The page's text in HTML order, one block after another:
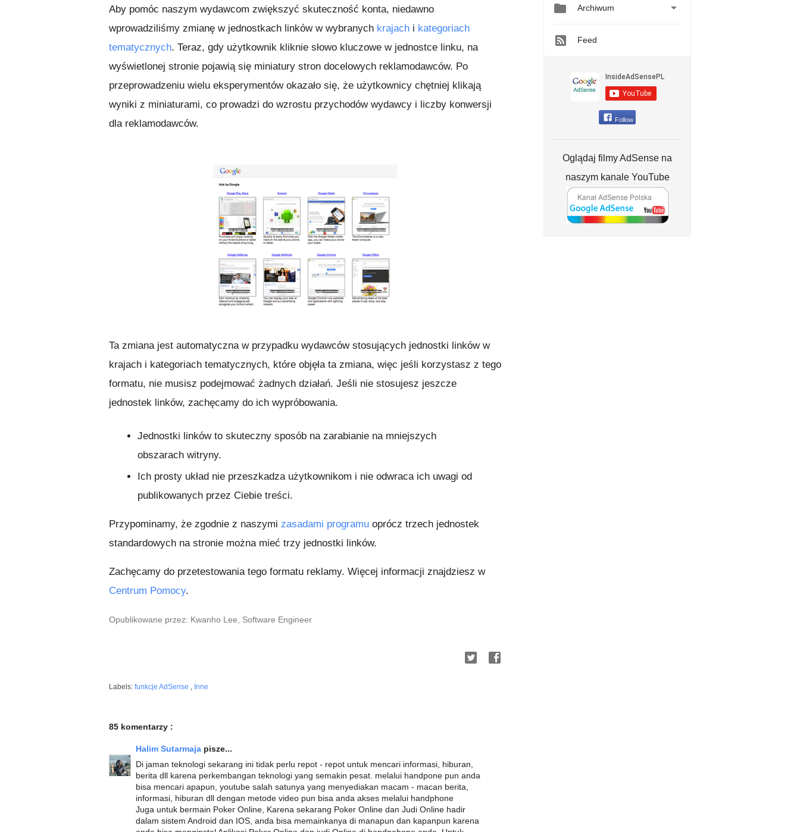
Aby pomóc naszym wydawcom zwiększyć skuteczność konta, niedawno
wprowadziliśmy zmianę w jednostkach linków w wybranych krajach i kategoriach
tematycznych. Teraz, gdy użytkownik kliknie słowo kluczowe w jednostce linku, na
wyświetlonej stronie pojawią się miniatury stron docelowych reklamodawców. Po
przeprowadzeniu wielu eksperymentów okazało się, że użytkownicy chętniej klikają
wyniki z miniaturami, co prowadzi do wzrostu przychodów wydawcy i liczby konwersji
dla reklamodawców.
Ta zmiana jest automatyczna w przypadku wydawców stosujących jednostki linków w
krajach i kategoriach tematycznych, które objęła ta zmiana, więc jeśli korzystasz z tego
formatu, nie musisz podejmować żadnych działań. Jeśli nie stosujesz jeszcze
jednostek linków, zachęcamy do ich wypróbowania.
Jednostki linków to skuteczny sposób na zarabianie na mniejszych
obszarach witryny.
Ich prosty układ nie przeszkadza użytkownikom i nie odwraca ich uwagi od
publikowanych przez Ciebie treści.
Przypominamy, że zgodnie z naszymi zasadami programu oprócz trzech jednostek
standardowych na stronie można mieć trzy jednostki linków.
Zachęcamy do przetestowania tego formatu reklamy. Więcej informacji znajdziesz w
Centrum Pomocy.
Opublikowane przez: Kwanho Lee, Software Engineer
Labels: funkcje AdSense , Inne
85 komentarzy :
Halim Sutarmaja pisze...
Di jaman teknologi sekarang ini tidak perlu repot - repot untuk mencari informasi, hiburan,
berita dll karena perkembangan teknologi yang semakin pesat. melalui handpone pun anda
bisa mencari apapun, youtube salah satunya yang menyediakan macam - macan berita,
informasi, hiburan dll dengan metode video pun bisa anda akses melalui handphone
Juga untuk bermain Poker Online, Karena sekarang Poker Online dan Judi Online hadir
dalam sistem Android dan IOS, anda bisa memainkanya di manapun dan kapanpun karena
 Archiwum 
Feed
Follow
Oglądaj filmy AdSense na
naszym kanale YouTube